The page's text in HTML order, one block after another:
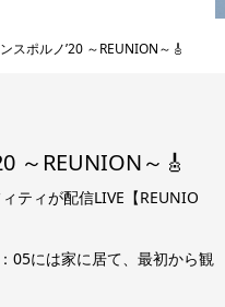
スポルノ’20 ～REUNION～🎸
～REUNION～🎸
ティが配信LIVE【REUNIO
05には家に居て、最初から観